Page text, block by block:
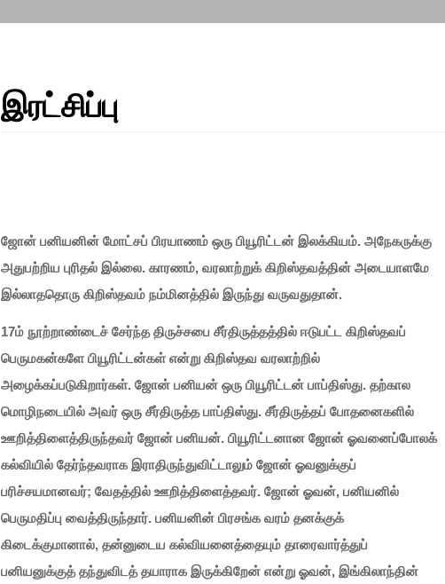
இரட்சிப்பு
ஜோன் பனியனின் மோட்சப் பிரயாணம் ஒரு பியூரிட்டன் இலக்கியம். அநேகருக்கு
அதுபற்றிய புரிதல் இல்லை. காரணம், வரலாற்றுக் கிறிஸ்தவத்தின் அடையாளமே
இல்லாததொரு கிறிஸ்தவம் நம்மினத்தில் இருந்து வருவதுதான்.
17ம் நூற்றாண்டைச் சேர்ந்த திருச்சபை சீர்திருத்தத்தில் ஈடுபட்ட கிறிஸ்தவப்
பெருமகன்களே பியூரிட்டன்கள் என்று கிறிஸ்தவ வரலாற்றில்
அழைக்கப்படுகிறார்கள். ஜோன் பனியன் ஒரு பியூரிட்டன் பாப்திஸ்து. தற்கால
மொழிநடையில் அவர் ஒரு சீர்திருத்த பாப்திஸ்து. சீர்திருத்தப் போதனைகளில்
ஊறித்திளைத்திருந்தவர் ஜோன் பனியன். பியூரிட்டனான ஜோன் ஓவனைப்போலக்
கல்வியில் தேர்ந்தவராக இராதிருந்துவிட்டாலும் ஜோன் ஓவனுக்குப்
பரிச்சயமானவர்; வேதத்தில் ஊறித்திளைத்தவர். ஜோன் ஓவன், பனியனில்
பெருமதிப்பு வைத்திருந்தார். பனியனின் பிரசங்க வரம் தனக்குக்
கிடைக்குமானால், தன்னுடைய கல்வியனைத்தையும் தாரைவார்த்துப்
பனியனுக்குத் தந்துவிடத் தயாராக இருக்கிறேன் என்று ஓவன், இங்கிலாந்தின்